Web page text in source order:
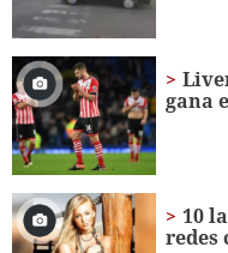
gana
10
redes